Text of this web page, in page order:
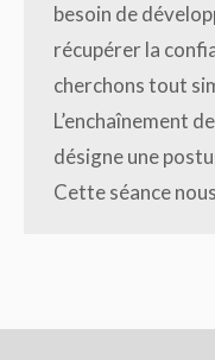
besoin de
récupérer la
cherchons tout
L’enchaînement
désigne une
Cette séance